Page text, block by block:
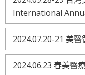
International
2024.07.20-21 美
2024.06.23 春美醫